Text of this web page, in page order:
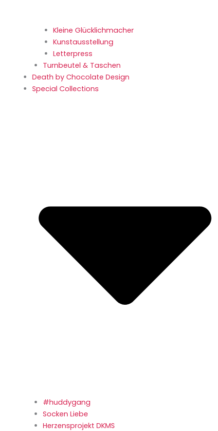
Kleine Glücklich­macher
Kunstaus­stellung
Letterpress
Turnbeutel & Taschen
Death by Chocolate Design
Special Collections
#huddygang
Socken Liebe
Herzensprojekt DKMS